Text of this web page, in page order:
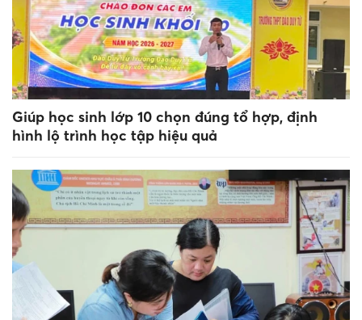
Giúp học sinh lớp 10 chọn đúng tổ hợp, định
hình lộ trình học tập hiệu quả